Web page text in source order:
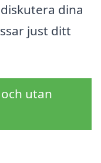
dina
just ditt
utan